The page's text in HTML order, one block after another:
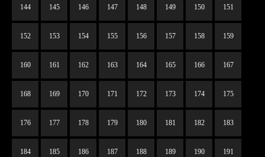
144 145 146 147 148 149 150 151
152 153 154 155 156 157 158 159
160 161 162 163 164 165 166 167
168 169 170 171 172 173 174 175
176 177 178 179 180 181 182 183
184 185 186 187 188 189 190 191